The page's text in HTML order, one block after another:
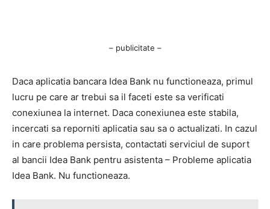
– publicitate –
Daca aplicatia bancara Idea Bank nu functioneaza, primul
lucru pe care ar trebui sa il faceti este sa verificati
conexiunea la internet. Daca conexiunea este stabila,
incercati sa reporniti aplicatia sau sa o actualizati. In cazul
in care problema persista, contactati serviciul de suport
al bancii Idea Bank pentru asistenta – Probleme aplicatia
Idea Bank. Nu functioneaza.